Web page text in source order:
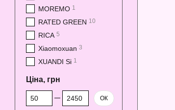
MOREMO 1
RATED GREEN 10
RICA 5
Xiaomoxuan 3
XUANDI Si 1
Ціна, грн
Від Ціна, грн
До Ціна, грн ОК